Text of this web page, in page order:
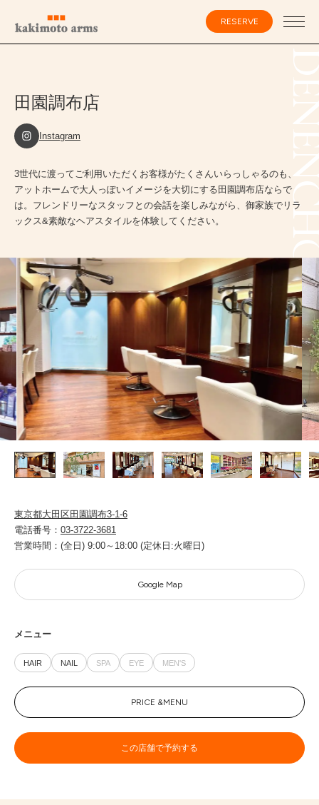
RESERVE
HOME
SPECIALIST
SALON
PRICE
INFORMATION
ABOUT
RECRUIT
ONLINE STORE
田園調布店
Instagram
3世代に渡ってご利用いただくお客様がたくさんいらっしゃるのも、
アットホームで大人っぽいイメージを大切にする田園調布店ならで
は。フレンドリーなスタッフとの会話を楽しみながら、御家族でリラ
ックス&素敵なヘアスタイルを体験してください。
東京都大田区田園調布3-1-6
電話番号
03-3722-3681
営業時間
(全日) 9:00～18:00 (定休日:火曜日)
Google Map
メニュー
HAIR NAIL SPA EYE MEN'S
PRICE &MENU
この店舗で予約する